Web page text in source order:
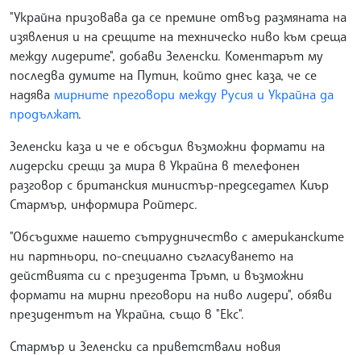
"Украйна призовава да се премине отвъд размяната на
изявления и на срещите на техническо ниво към среща
между лидерите", добави Зеленски. Коментарът му
последва думите на Путин, който днес каза, че се
надява мирните преговори между Русия и Украйна да
продължат.
Зеленски каза и че е обсъдил възможни формати на
лидерски срещи за мира в Украйна в телефонен
разговор с британския министър-председател Киър
Стармър, информира Ройтерс.
"Обсъдихме нашето сътрудничество с американските
ни партньори, по-специално съгласуването на
действията си с президента Тръмп, и възможни
формати на мирни преговори на ниво лидери", обяви
президентът на Украйна, също в "Екс".
Стармър и Зеленски са приветствали новия